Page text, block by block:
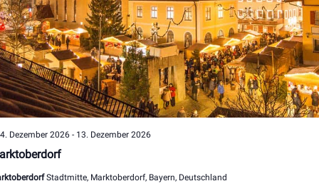
4. Dezember 2026- 13. Dezember 2026
Stadtmitte, Marktoberdorf, Bayern, Deutschland